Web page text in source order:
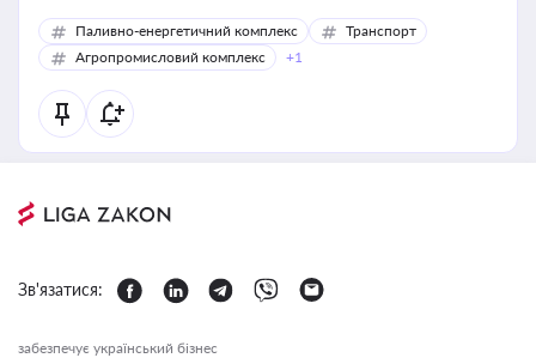
Паливно-енергетичний комплекс
Транспорт
Агропромисловий комплекс
+1
Зв'язатися:
забезпечує український бізнес